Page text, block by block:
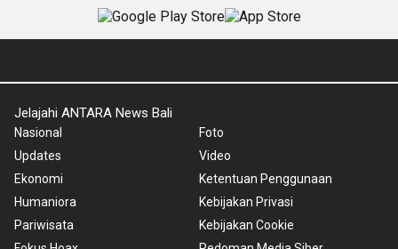
Jelajahi ANTARA News Bali
Nasional
Updates
Ekonomi
Humaniora
Pariwisata
Foto
Video
Ketentuan Penggunaan
Kebijakan Privasi
Kebijakan Cookie